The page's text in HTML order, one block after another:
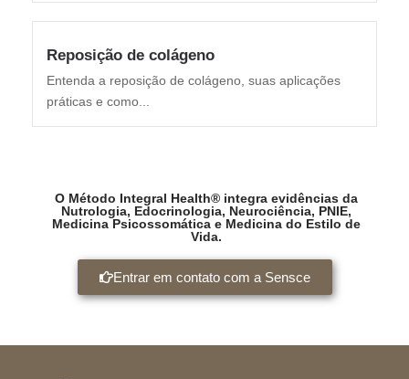
Reposição de colágeno
Entenda a reposição de colágeno, suas aplicações
práticas e como...
O Método Integral Health® integra evidências da
Nutrologia, Edocrinologia, Neurociência, PNIE,
Medicina Psicossomática e Medicina do Estilo de
Vida.
Entrar em contato com a Sensce